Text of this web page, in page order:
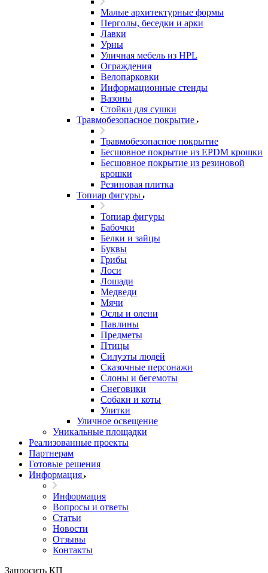
Малые архитектурные формы
Перголы, беседки и арки
Лавки
Урны
Уличная мебель из HPL
Ограждения
Велопарковки
Информационные стенды
Вазоны
Стойки для сушки
Травмобезопасное покрытие
Травмобезопасное покрытие
Бесшовное покрытие из EPDM крошки
Бесшовное покрытие из резиновой
крошки
Резиновая плитка
Топиар фигуры
Топиар фигуры
Бабочки
Белки и зайцы
Буквы
Грибы
Лоси
Лошади
Медведи
Мячи
Ослы и олени
Павлины
Предметы
Птицы
Силуэты людей
Сказочные персонажи
Слоны и бегемоты
Снеговики
Собаки и коты
Улитки
Уличное освещение
Уникальные площадки
Реализованные проекты
Партнерам
Готовые решения
Информация
Информация
Вопросы и ответы
Статьи
Новости
Отзывы
Контакты
Запросить КП